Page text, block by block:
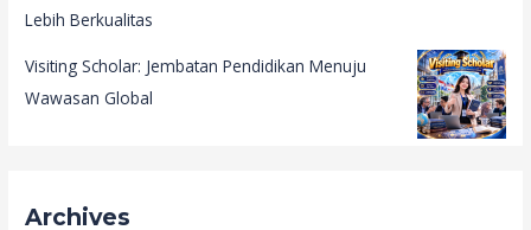
Lebih Berkualitas
Visiting Scholar: Jembatan Pendidikan Menuju
Wawasan Global
Archives